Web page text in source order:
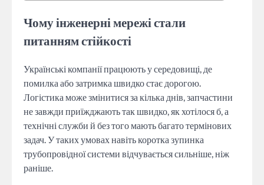
Чому інженерні мережі стали
питанням стійкості
Українські компанії працюють у середовищі, де
помилка або затримка швидко стає дорогою.
Логістика може змінитися за кілька днів, запчастини
не завжди приїжджають так швидко, як хотілося б, а
технічні служби й без того мають багато термінових
задач. У таких умовах навіть коротка зупинка
трубопровідної системи відчувається сильніше, ніж
раніше.